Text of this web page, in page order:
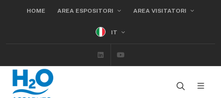
HOME AREA ESPOSITORI AREA VISITATORI
IT
Linkedin